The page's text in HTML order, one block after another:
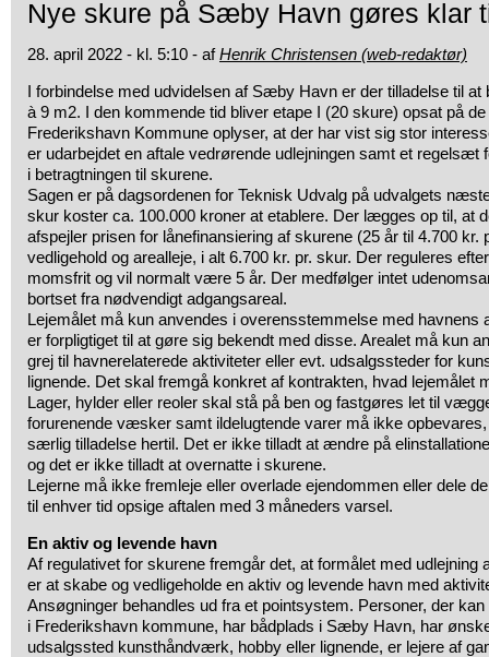
Nye skure på Sæby Havn gøres klar
28. april 2022 - kl. 5:10 - afHenrik Christensen (web-redaktør)
I forbindelse med udvidelsen af Sæby Havn er der tilladelse til
à 9 m2. I den kommende tid bliver etape I (20 skure) opsat på
Frederikshavn Kommune oplyser, at der har vist sig stor
er udarbejdet en aftale vedrørende udlejningen samt et regelsæt
i betragtningen til skurene.
Sagen er på dagsordenen for Teknisk Udvalg på udvalgets
skur koster ca. 100.000 kroner at etablere. Der lægges op til, at
afspejler prisen for lånefinansiering af skurene (25 år til 4.700 kr.
vedligehold og arealleje, i alt 6.700 kr. pr. skur. Der reguleres
momsfrit og vil normalt være 5 år. Der medfølger intet
bortset fra nødvendigt adgangsareal.
Lejemålet må kun anvendes i overensstemmelse med havnens
er forpligtiget til at gøre sig bekendt med disse. Arealet må kun
grej til havnerelaterede aktiviteter eller evt. udsalgssteder for
lignende. Det skal fremgå konkret af kontrakten, hvad lejemålet
Lager, hylder eller reoler skal stå på ben og fastgøres let til
forurenende væsker samt ildelugtende varer må ikke
særlig tilladelse hertil. Det er ikke tilladt at ændre på
og det er ikke tilladt at overnatte i skurene.
Lejerne må ikke fremleje eller overlade ejendommen eller dele
til enhver tid opsige aftalen med 3 måneders varsel.
En aktiv og levende havn
Af regulativet for skurene fremgår det, at formålet med
er at skabe og vedligeholde en aktiv og levende havn med
Ansøgninger behandles ud fra et pointsystem. Personer, der
i Frederikshavn kommune, har bådplads i Sæby Havn, har
udsalgssted kunsthåndværk, hobby eller lignende, er lejere af